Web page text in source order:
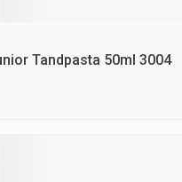
Tandpasta 50ml 3004